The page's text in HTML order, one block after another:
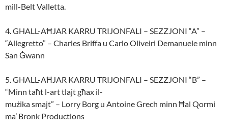
mill-Belt Valletta.
4. GHALL-AĦJAR KARRU TRIJONFALI – SEZZJONI “A” –
“Allegretto” – Charles Briffa u Carlo Oliveiri Demanuele minn
San Ġwann
5. GHALL-AĦJAR KARRU TRIJONFALI – SEZZJONI “B” –
“Minn taħt l-art tlajt għax il-
mużika smajt” – Lorry Borg u Antoine Grech minn Ħal Qormi
ma’ Bronk Productions